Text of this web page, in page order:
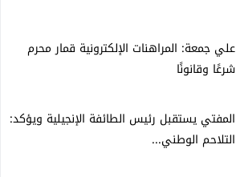
علي جمعة: المراهنات الإلكترونية قمار محرم
شرعًا وقانونًا
المفتي يستقبل رئيس الطائفة الإنجيلية ويؤكد:
التلاحم الوطني...